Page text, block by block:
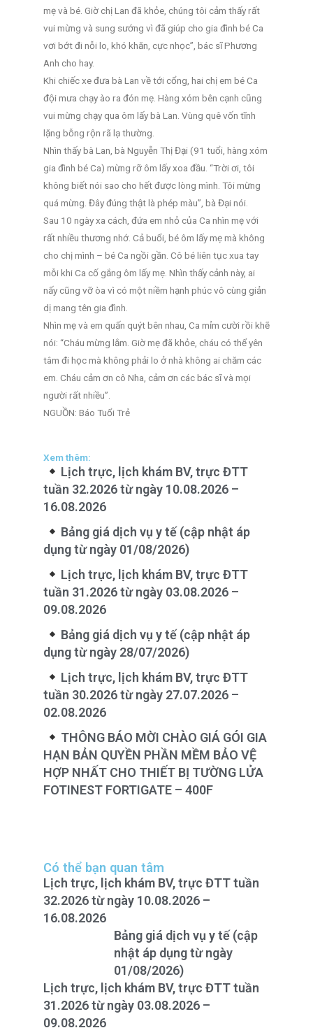
mẹ và bé. Giờ chị Lan đã khỏe, chúng tôi cảm thấy rất
vui mừng và sung sướng vì đã giúp cho gia đình bé Ca
vơi bớt đi nỗi lo, khó khăn, cực nhọc”, bác sĩ Phương
Anh cho hay.
Khi chiếc xe đưa bà Lan về tới cổng, hai chị em bé Ca
đội mưa chạy ào ra đón mẹ. Hàng xóm bên cạnh cũng
vui mừng chạy qua ôm lấy bà Lan. Vùng quê vốn tĩnh
lặng bỗng rộn rã lạ thường.
Nhìn thấy bà Lan, bà Nguyễn Thị Đại (91 tuổi, hàng xóm
gia đình bé Ca) mừng rỡ ôm lấy xoa đầu. “Trời ơi, tôi
không biết nói sao cho hết được lòng mình. Tôi mừng
quá mừng. Đây đúng thật là phép màu”, bà Đại nói.
Sau 10 ngày xa cách, đứa em nhỏ của Ca nhìn mẹ với
rất nhiều thương nhớ. Cả buổi, bé ôm lấy mẹ mà không
cho chị mình – bé Ca ngồi gần. Cô bé liên tục xua tay
mỗi khi Ca cố gắng ôm lấy mẹ. Nhìn thấy cảnh này, ai
nấy cũng vỡ òa vì có một niềm hạnh phúc vô cùng giản
dị mang tên gia đình.
Nhìn mẹ và em quấn quýt bên nhau, Ca mỉm cười rồi khẽ
nói: “Cháu mừng lắm. Giờ mẹ đã khỏe, cháu có thể yên
tâm đi học mà không phải lo ở nhà không ai chăm các
em. Cháu cảm ơn cô Nha, cảm ơn các bác sĩ và mọi
người rất nhiều”.
NGUỒN: Báo Tuổi Trẻ
Xem thêm:
Lịch trực, lịch khám BV, trực ĐTT
tuần 32.2026 từ ngày 10.08.2026 –
16.08.2026
Bảng giá dịch vụ y tế (cập nhật áp
dụng từ ngày 01/08/2026)
Lịch trực, lịch khám BV, trực ĐTT
tuần 31.2026 từ ngày 03.08.2026 –
09.08.2026
Bảng giá dịch vụ y tế (cập nhật áp
dụng từ ngày 28/07/2026)
Lịch trực, lịch khám BV, trực ĐTT
tuần 30.2026 từ ngày 27.07.2026 –
02.08.2026
THÔNG BÁO MỜI CHÀO GIÁ GÓI GIA
HẠN BẢN QUYỀN PHẦN MỀM BẢO VỆ
HỢP NHẤT CHO THIẾT BỊ TƯỜNG LỬA
FOTINEST FORTIGATE – 400F
Có thể bạn quan tâm
Lịch trực, lịch khám BV, trực ĐTT tuần
32.2026 từ ngày 10.08.2026 –
16.08.2026
Bảng giá dịch vụ y tế (cập
nhật áp dụng từ ngày
01/08/2026)
Lịch trực, lịch khám BV, trực ĐTT tuần
31.2026 từ ngày 03.08.2026 –
09.08.2026